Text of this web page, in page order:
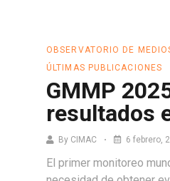
OBSERVATORIO DE
ÚLTIMAS PUBLICACIONES
GMMP
resultados
By CIMAC 6 febrero,
El primer monitoreo